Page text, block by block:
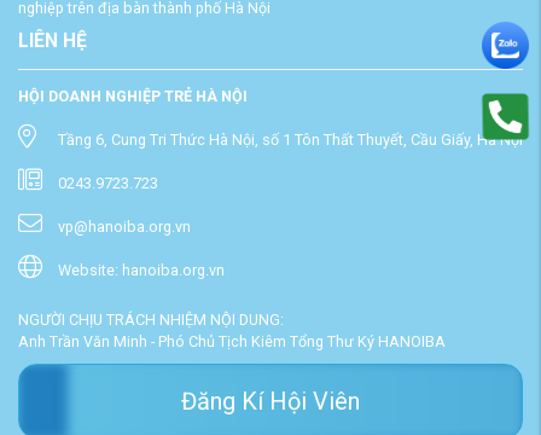
nghiệp trên địa bàn thành phố Hà Nội
LIÊN HỆ
HỘI DOANH NGHIỆP TRẺ HÀ NỘI
Tầng 6, Cung Tri Thức Hà Nội, số 1 Tôn Thất Thuyết, Cầu Giấy, Hà Nội
0243.9723.723
vp@hanoiba.org.vn
Website: hanoiba.org.vn
NGƯỜI CHỊU TRÁCH NHIỆM NỘI DUNG:
Anh Trần Văn Minh - Phó Chủ Tịch Kiêm Tổng Thư Ký HANOIBA
Đăng Kí Hội Viên